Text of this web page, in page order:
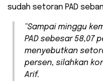
sudah setoran PAD
“Sampai minggu
PAD sebesar 58,07
menyebutkan
persen, silahkan
Arif.